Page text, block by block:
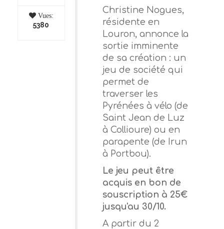
Vues:
5380
Christine Nogues,
résidente en
Louron, annonce la
sortie imminente
de sa création : un
jeu de société qui
permet de
traverser les
Pyrénées à vélo (de
Saint Jean de Luz
à Collioure) ou en
parapente (de Irun
à Portbou).
Le jeu peut être
acquis en bon de
souscription à 25€
jusqu'au 30/10.
A partir du 2